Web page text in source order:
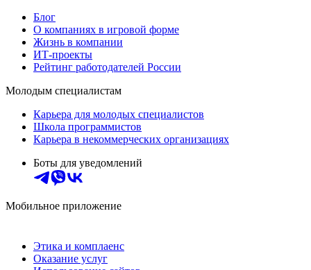
Блог
О компаниях в игровой форме
Жизнь в компании
ИТ-проекты
Рейтинг работодателей России
Молодым специалистам
Карьера для молодых специалистов
Школа программистов
Карьера в некоммерческих организациях
Боты для уведомлений
Мобильное приложение
Этика и комплаенс
Оказание услуг